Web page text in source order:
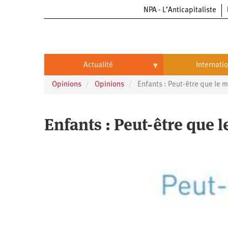
NPA - L’Anticapitaliste
Actualité
Actualité
Entreprises
International
Chine
Continents
Opinions Opinions Enfants : Peut-être que le
Enfants : Peut-être que